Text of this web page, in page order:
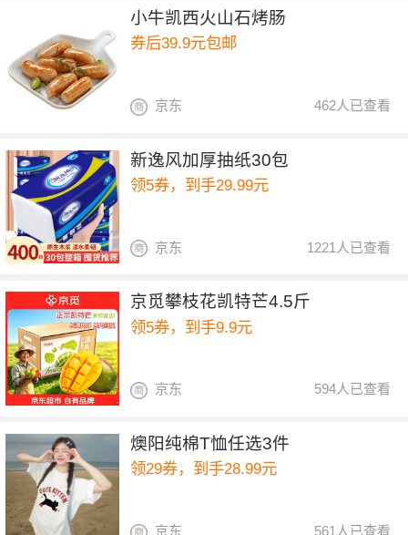
小牛凯西火山石烤肠
券后39.9元包邮
462人已查看
京东
新逸风加厚抽纸30包
领5券，到手29.99元
1221人已查看
京东
京觅攀枝花凯特芒4.5斤
领5券，到手9.9元
594人已查看
京东
燠阳纯棉T恤任选3件
领29券，到手28.99元
561人已查看
京东